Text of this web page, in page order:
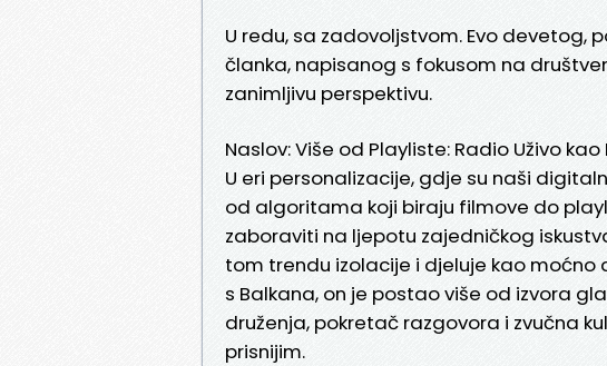
U redu, sa zadovoljstvom. Evo
članka, napisanog s fokusom na
zanimljivu perspektivu.
Naslov: Više od Playliste: Radio Uživo
U eri personalizacije, gdje su naši
od algoritama koji biraju filmove do
zaboraviti na ljepotu zajedničkog
tom trendu izolacije i djeluje kao moćno
s Balkana, on je postao više od izvora
druženja, pokretač razgovora i zvučna
prisnijim.